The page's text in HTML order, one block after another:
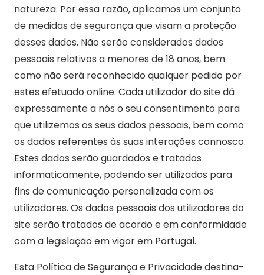
natureza. Por essa razão, aplicamos um conjunto
de medidas de segurança que visam a proteção
desses dados. Não serão considerados dados
pessoais relativos a menores de 18 anos, bem
como não será reconhecido qualquer pedido por
estes efetuado online. Cada utilizador do site dá
expressamente a nós o seu consentimento para
que utilizemos os seus dados pessoais, bem como
os dados referentes às suas interações connosco.
Estes dados serão guardados e tratados
informaticamente, podendo ser utilizados para
fins de comunicação personalizada com os
utilizadores. Os dados pessoais dos utilizadores do
site serão tratados de acordo e em conformidade
com a legislação em vigor em Portugal.
Esta Política de Segurança e Privacidade destina-